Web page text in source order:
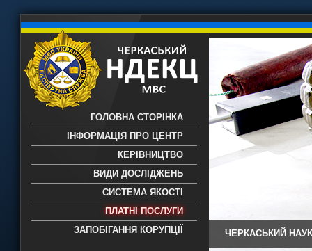
ГОЛОВНА СТОРІНКА
ІНФОРМАЦІЯ ПРО ЦЕНТР
КЕРІВНИЦТВО
ВИДИ ДОСЛІДЖЕНЬ
СИСТЕМА ЯКОСТІ
ПЛАТНІ ПОСЛУГИ
ЗАПОБІГАННЯ КОРУПЦІЇ
ЧЕРКАСЬКИЙ